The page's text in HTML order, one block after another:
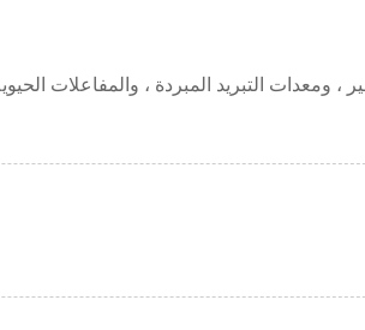
، ومعدات التبريد المبردة ، والمفاعلات